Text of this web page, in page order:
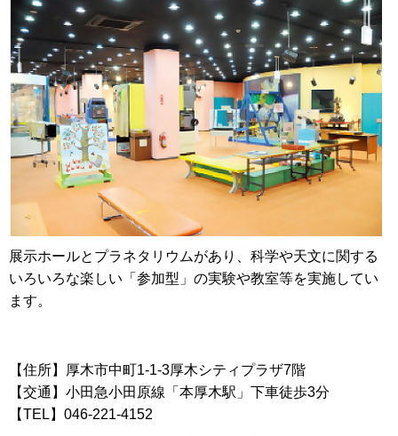
展示ホールとプラネタリウムがあり、科学や天文に関する
いろいろな楽しい「参加型」の実験や教室等を実施してい
ます。
【住所】厚木市中町1-1-3厚木シティプラザ7階
【交通】小田急小田原線「本厚木駅」下車徒歩3分
【TEL】046-221-4152